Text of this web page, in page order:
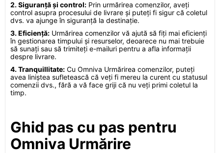
2. Siguranță și control: Prin urmărirea comenzilor, aveți
control asupra procesului de livrare și puteți fi sigur că coletul
dvs. va ajunge în siguranță la destinație.
3. Eficiență: Urmărirea comenzilor vă ajută să fiți mai eficienți
în gestionarea timpului și resurselor, deoarece nu mai trebuie
să sunați sau să trimiteți e-mailuri pentru a afla informații
despre livrare.
4. Tranquillitate: Cu Omniva Urmărirea comenzilor, puteți
avea liniștea sufletească că veți fi mereu la curent cu statusul
comenzii dvs., fără a vă face griji că nu veți primi coletul la
timp.
Ghid pas cu pas pentru
Omniva Urmărire